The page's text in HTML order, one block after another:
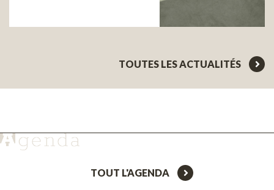
TOUTES LES ACTUALITÉS
TOUT L'AGENDA